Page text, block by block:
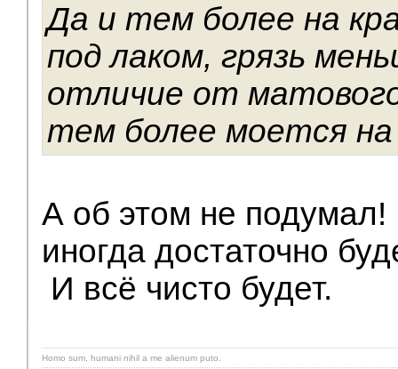
Да и тем более на
под лаком, грязь
отличие от
тем более моется на
А об этом не подумал!
иногда достаточно
И всё чисто будет.
Homo sum, humani nihil a me alienum puto.